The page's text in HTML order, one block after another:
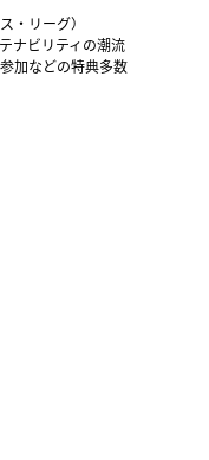
・リーグ）
ナビリティの潮流
加などの特典多数